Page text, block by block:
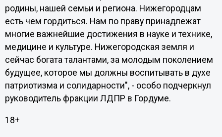
родины, нашей семьи и региона. Нижегородцам
есть чем гордиться. Нам по праву принадлежат
многие важнейшие достижения в науке и технике,
медицине и культуре. Нижегородская земля и
сейчас богата талантами, за молодым поколением
будущее, которое мы должны воспитывать в духе
патриотизма и солидарности", - особо подчеркнул
руководитель фракции ЛДПР в Гордуме.
18+